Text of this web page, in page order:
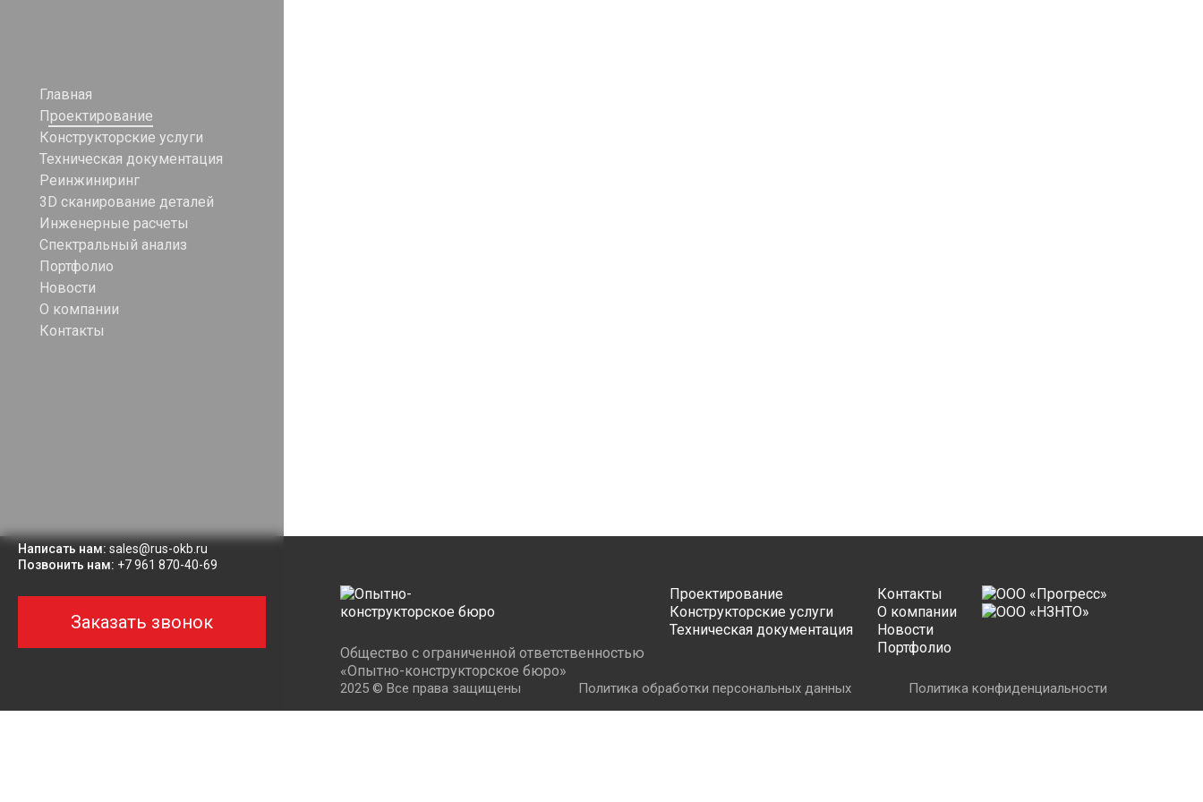
Главная
Проектирование
Конструкторские услуги
Техническая документация
Реинжиниринг
3D сканирование деталей
Инженерные расчеты
Спектральный анализ
Портфолио
Новости
О компании
Контакты
Написать нам: sales@rus-okb.ru
Позвонить нам: +7 961 870-40-69
Заказать звонок
Общество с ограниченной ответственностью
«Опытно-конструкторское бюро»
Проектирование
Конструкторские услуги
Техническая документация
Контакты
О компании
Новости
Портфолио
2025 © Все права защищены Политика обработки персональных данных Политика конфиденциальности